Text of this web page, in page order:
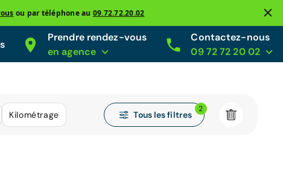
ou par téléphone au 09.72.72.20.02
Prendre rendez-vous
en agence
Contactez-nous
09 72 72 20 02
Kilométrage Tous les filtres
2